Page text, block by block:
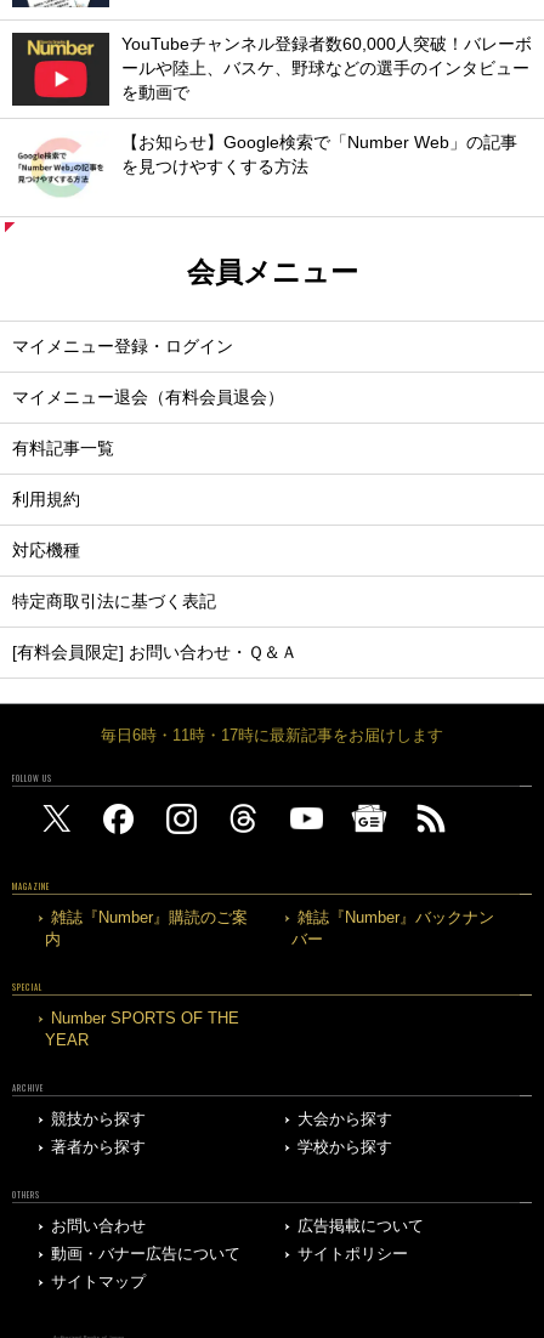
YouTubeチャンネル登録者数60,000人突破！バレーボ
ールや陸上、バスケ、野球などの選手のインタビュー
を動画で
【お知らせ】Google検索で「Number Web」の記事
を見つけやすくする方法
会員メニュー
マイメニュー登録・ログイン
マイメニュー退会（有料会員退会）
有料記事一覧
利用規約
対応機種
特定商取引法に基づく表記
[有料会員限定] お問い合わせ・Ｑ＆Ａ
毎日6時・11時・17時に最新記事をお届けします
FOLLOW US
MAGAZINE
雑誌『Number』購読のご案
内
雑誌『Number』バックナン
バー
SPECIAL
Number SPORTS OF THE
YEAR
ARCHIVE
競技から探す
大会から探す
著者から探す
学校から探す
OTHERS
お問い合わせ
広告掲載について
動画・バナー広告について
サイトポリシー
サイトマップ